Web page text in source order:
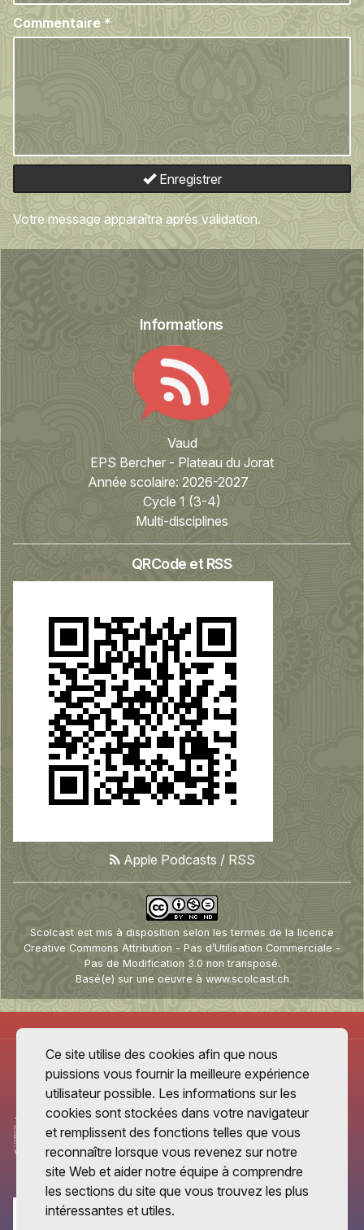
Commentaire *
Enregistrer
Votre message apparaîtra après validation.
Informations
Vaud
EPS Bercher - Plateau du Jorat
Année scolaire: 2026-2027
Cycle 1 (3-4)
Multi-disciplines
QRCode et RSS
Apple Podcasts / RSS
Scolcast est mis à disposition selon les termes de la licence
Creative Commons Attribution - Pas d’Utilisation Commerciale -
Pas de Modification 3.0 non transposé.
Basé(e) sur une oeuvre à www.scolcast.ch
Ce site utilise des cookies afin que nous
puissions vous fournir la meilleure expérience
utilisateur possible. Les informations sur les
cookies sont stockées dans votre navigateur
et remplissent des fonctions telles que vous
reconnaître lorsque vous revenez sur notre
site Web et aider notre équipe à comprendre
les sections du site que vous trouvez les plus
intéressantes et utiles.